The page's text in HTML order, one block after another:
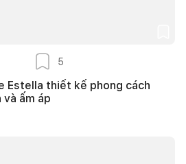
5
Estella thiết kế phong cách
và ấm áp